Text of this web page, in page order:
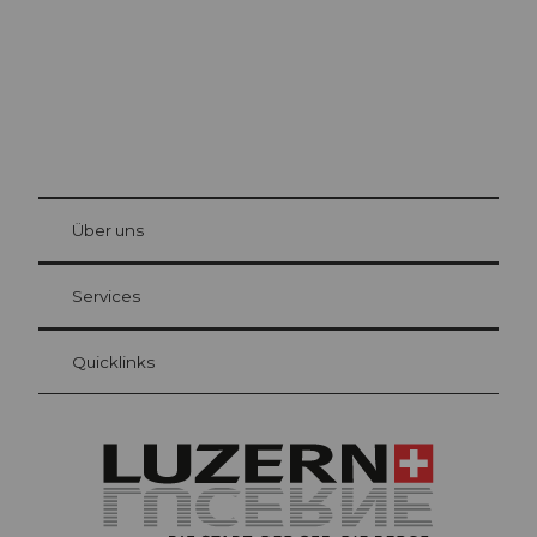
Gästekarte Luzern
Ihre Vorteile als Übernachtungsgast
at Bre
Über uns
Services
Quicklinks